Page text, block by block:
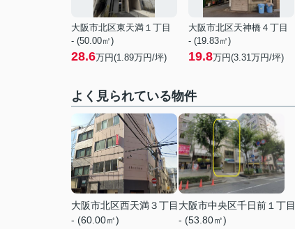
大阪市北区東天満１丁目
- (50.00㎡)
28.6万円(1.89万円/坪)
大阪市北区天神橋４丁目
- (19.83㎡)
19.8万円(3.31万円/坪)
よく見られている物件
大阪市北区西天満３丁目
- (60.00㎡)
大阪市中央区千日前１丁目
- (53.80㎡)